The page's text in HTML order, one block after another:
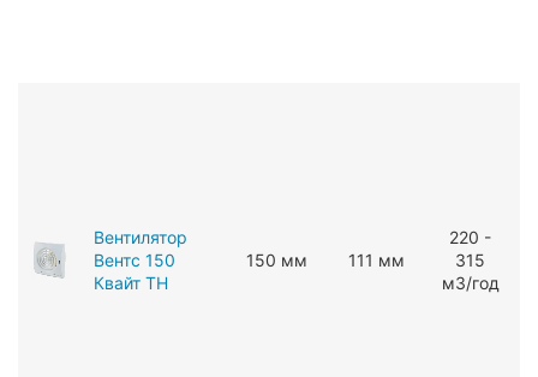
Вентилятор
Вентс 150
Квайт ТН
150 мм 111 мм
220 -
315
мЗ/год